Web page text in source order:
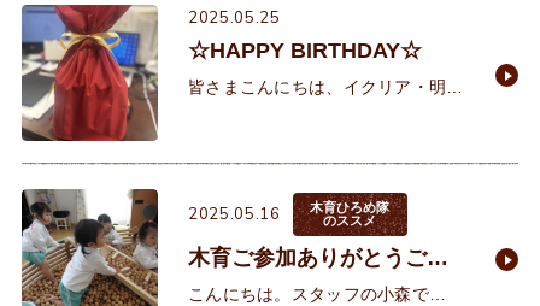
ました！大阪のとあるビルにて各社
2025.05.25
☆HAPPY BIRTHDAY☆
皆さまこんにちは、イクリア・明石
ンナリする日もあれば、あれ？寒い
なぁと感じる日もあったりと寒暖差
2025.05.16
木育ひろめ隊
のススメ
木育ご参加ありがとうござ
います♪
こんにちは。スタッフの小森で